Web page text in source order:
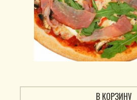
В КОРЗИНУ